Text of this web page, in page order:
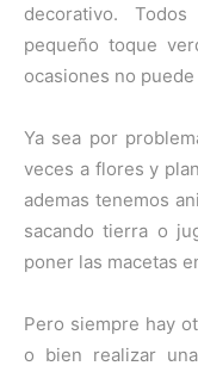
decorativo.
pequeño toque
ocasiones no puede
Ya sea por
veces a flores y
ademas tenemos
sacando tierra o
poner las macetas
Pero siempre hay
o bien realizar